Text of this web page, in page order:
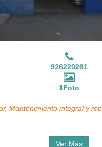
926220261
1Foto
Mantenimiento integral y
Ver Más